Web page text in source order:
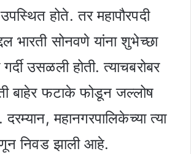
उपस्थित होते. तर महापौरपदी
भारती सोनवणे यांना शुभेच्छा
गर्दी उसळली होती. त्याचबरोबर
बाहेर फटाके फोडून जल्लोष
महानगरपालिकेच्या त्या
निवड झाली आहे.